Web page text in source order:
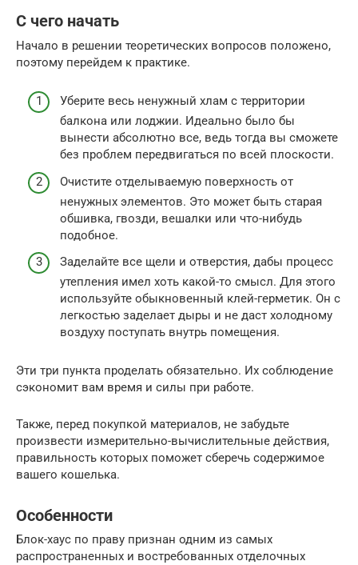
С чего начать
Начало в решении теоретических вопросов положено,
поэтому перейдем к практике.
Уберите весь ненужный хлам с территории
балкона или лоджии. Идеально было бы
вынести абсолютно все, ведь тогда вы сможете
без проблем передвигаться по всей плоскости.
Очистите отделываемую поверхность от
ненужных элементов. Это может быть старая
обшивка, гвозди, вешалки или что-нибудь
подобное.
Заделайте все щели и отверстия, дабы процесс
утепления имел хоть какой-то смысл. Для этого
используйте обыкновенный клей-герметик. Он с
легкостью заделает дыры и не даст холодному
воздуху поступать внутрь помещения.
Эти три пункта проделать обязательно. Их соблюдение
сэкономит вам время и силы при работе.
Также, перед покупкой материалов, не забудьте
произвести измерительно-вычислительные действия,
правильность которых поможет сберечь содержимое
вашего кошелька.
Особенности
Блок-хаус по праву признан одним из самых
распространенных и востребованных отделочных